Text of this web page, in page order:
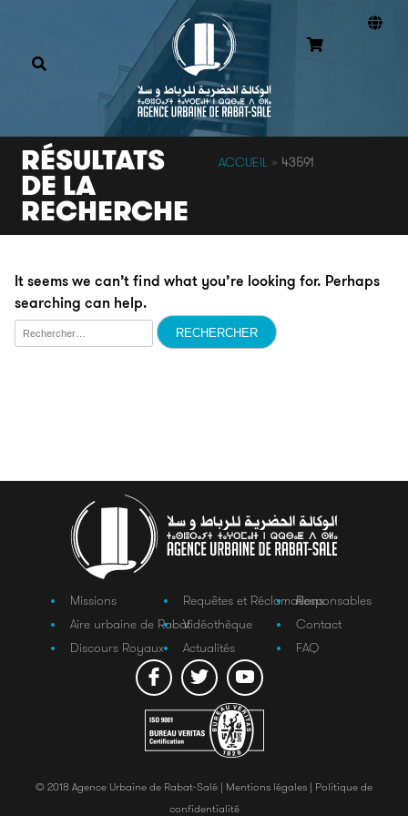
RÉSULTATS
DE LA
RECHERCHE
ACCUEIL » 43591
It seems we can’t find what you’re looking for. Perhaps
searching can help.
Rechercher :
Missions
Aire urbaine de Rabat
Discours Royaux
Requêtes et Réclamations
Vidéothèque
Actualités
Responsables
Contact
FAQ
© 2018 Agence Urbaine de Rabat-Salé | Mentions légales | Politique de
confidentialité